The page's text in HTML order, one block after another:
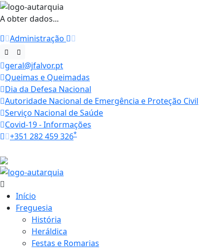
A obter dados...
Administração
geral@jfalvor.pt
Queimas e Queimadas
Dia da Defesa Nacional
Autoridade Nacional de Emergência e Proteção Civil
Serviço Nacional de Saúde
Covid-19 - Informações
+351 282 459 326*
Início
Freguesia
História
Heráldica
Festas e Romarias